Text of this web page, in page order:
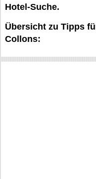
Hotel-Suche.
Übersicht zu Tipps
Collons: